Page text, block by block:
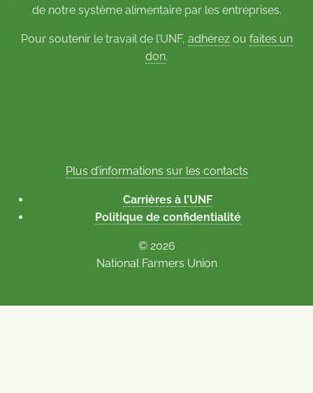
de notre système alimentaire par les entreprises.
Pour soutenir le travail de l’UNF, adhérezou faites un
don.
Plus d’informations sur les contacts
Carrières à l’UNF
Politique de confidentialité
© 2026
National Farmers Union